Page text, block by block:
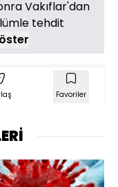
Vakıflar'dan
tehdit
Favoriler